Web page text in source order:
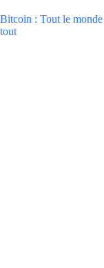
Bitcoin : Tout le monde
tout